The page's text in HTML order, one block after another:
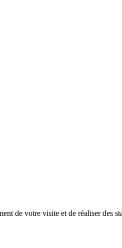
de votre visite et de réaliser des